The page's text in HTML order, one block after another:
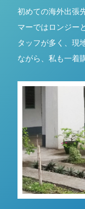
初めての海外出張
マーではロンジー
タッフが多く、現
ながら、私も一着